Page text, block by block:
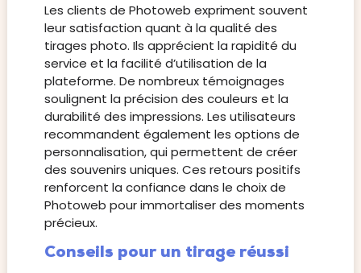
Les clients de Photoweb expriment souvent
leur satisfaction quant à la qualité des
tirages photo. Ils apprécient la rapidité du
service et la facilité d’utilisation de la
plateforme. De nombreux témoignages
soulignent la précision des couleurs et la
durabilité des impressions. Les utilisateurs
recommandent également les options de
personnalisation, qui permettent de créer
des souvenirs uniques. Ces retours positifs
renforcent la confiance dans le choix de
Photoweb pour immortaliser des moments
précieux.
Conseils pour un tirage réussi